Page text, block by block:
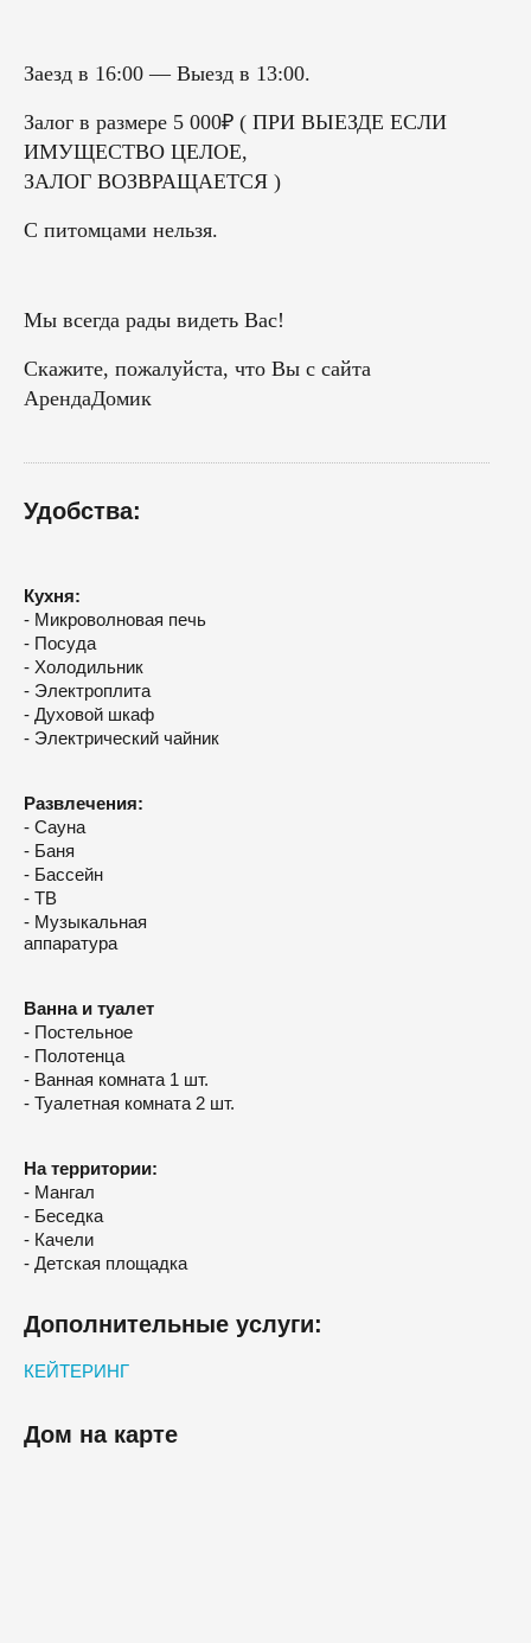
Заезд в 16:00 — Выезд в 13:00.
Залог в размере 5 000₽ ( ПРИ ВЫЕЗДЕ ЕСЛИ
ИМУЩЕСТВО ЦЕЛОЕ,
ЗАЛОГ ВОЗВРАЩАЕТСЯ )
С питомцами нельзя.
Мы всегда рады видеть Вас!
Скажите, пожалуйста, что Вы с сайта
АрендаДомик
Удобства:
Кухня:
- Микроволновая печь
- Посуда
- Холодильник
- Электроплита
- Духовой шкаф
- Электрический чайник
Развлечения:
- Сауна
- Баня
- Бассейн
- ТВ
- Музыкальная
аппаратура
Ванна и туалет
- Постельное
- Полотенца
- Ванная комната 1 шт.
- Туалетная комната 2 шт.
На территории:
- Мангал
- Беседка
- Качели
- Детская площадка
Дополнительные услуги:
КЕЙТЕРИНГ
Дом на карте